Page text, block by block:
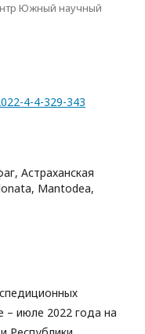
Южный научный
4-4-329-343
Астраханская
Mantodea,
– июле 2022 года на